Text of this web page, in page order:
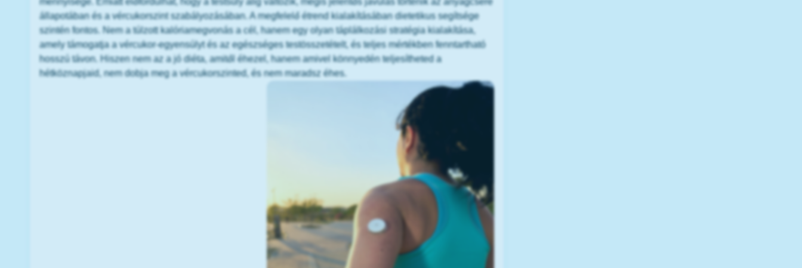
állapotában és a vércukorszint szabályozásában. A megfelelő étrend kialakításában dietetikus segítsége
szintén fontos. Nem a túlzott kalóriamegvonás a cél, hanem egy olyan táplálkozási stratégia kialakítása,
amely támogatja a vércukor-egyensúlyt és az egészséges testösszetételt, és teljes mértékben fenntartható
hosszú távon. Hiszen nem az a jó diéta, amitől éhezel, hanem amivel könnyedén teljesítheted a
hétköznapjaid, nem dobja meg a vércukorszinted, és nem maradsz éhes.